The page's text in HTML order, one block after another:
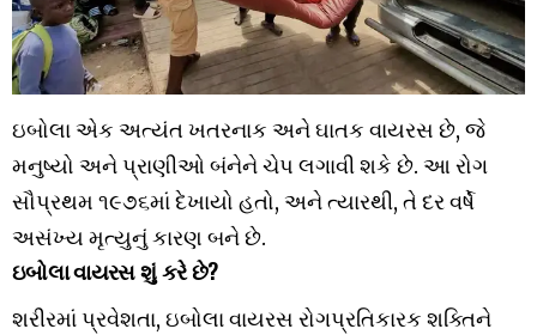
ઇબોલા એક અત્યંત ખતરનાક અને ઘાતક વાયરસ છે, જે
મનુષ્યો અને પ્રાણીઓ બંનેને ચેપ લગાવી શકે છે. આ રોગ
સૌપ્રથમ ૧૯૭૬માં દેખાયો હતો, અને ત્યારથી, તે દર વર્ષે
અસંખ્ય મૃત્યુનું કારણ બને છે.
ઇબોલા વાયરસ શું કરે છે?
શરીરમાં પ્રવેશતા, ઇબોલા વાયરસ રોગપ્રતિકારક શક્તિને